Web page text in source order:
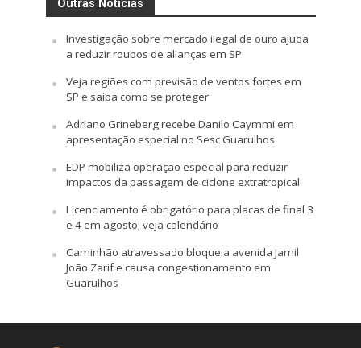
Outras Notícias
Investigação sobre mercado ilegal de ouro ajuda
a reduzir roubos de alianças em SP
Veja regiões com previsão de ventos fortes em
SP e saiba como se proteger
Adriano Grineberg recebe Danilo Caymmi em
apresentação especial no Sesc Guarulhos
EDP mobiliza operação especial para reduzir
impactos da passagem de ciclone extratropical
Licenciamento é obrigatório para placas de final 3
e 4 em agosto; veja calendário
Caminhão atravessado bloqueia avenida Jamil
João Zarif e causa congestionamento em
Guarulhos